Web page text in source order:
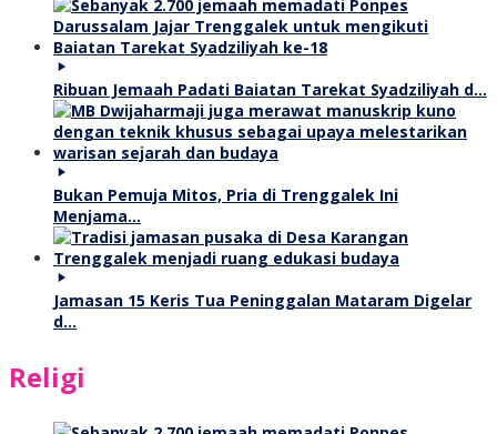
Ribuan Jemaah Padati Baiatan Tarekat Syadziliyah d…
Bukan Pemuja Mitos, Pria di Trenggalek Ini
Menjama…
Jamasan 15 Keris Tua Peninggalan Mataram Digelar
d…
Religi